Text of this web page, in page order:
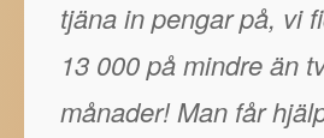
tjäna in pengar på, vi
13 000 på mindre än
månader! Man får